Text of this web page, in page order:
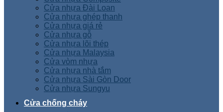
Cửa nhựa Đài Loan
Cửa nhựa ghép thanh
Cửa nhựa giá rẻ
Cửa nhựa gỗ
Cửa nhựa lõi thép
Cửa nhựa Malaysia
Cửa vòm nhựa
Cửa nhựa nhà tắm
Cửa nhựa Sài Gòn Door
Cửa nhựa Sungyu
Cửa chống cháy